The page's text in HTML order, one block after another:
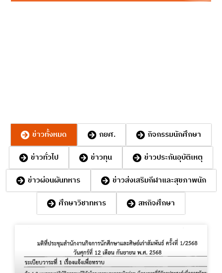
ข่าวทั้งหมด กยศ.
กิจกรรมนักศึกษา
ข่าวทั่วไป
ข่าวทุน
ข่าวประกันอุบัติเหตุ
ข่าวผ่อนผันทหาร
ข่าวส่งเสริมกีฬาและสุขภาพนัก
ศึกษาวิชาทหาร
สหกิจศึกษา
a
g
e
a
g
e
a
g
e
a
g
e
a
g
e